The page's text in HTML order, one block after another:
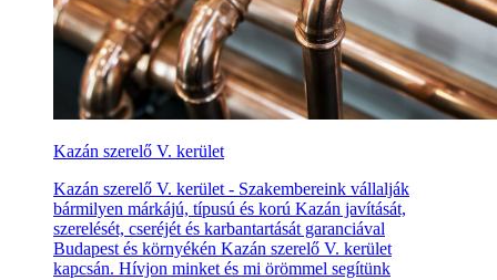
Kazán szerelő V. kerület
Kazán szerelő V. kerület - Szakembereink vállalják
bármilyen márkájú, típusú és korú Kazán javítását,
szerelését, cseréjét és karbantartását garanciával
Budapest és környékén Kazán szerelő V. kerület
kapcsán. Hívjon minket és mi örömmel segítünk